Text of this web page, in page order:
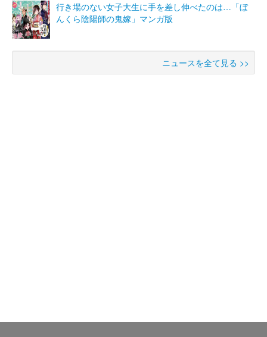
行き場のない女子大生に手を差し伸べたのは…「ぼ
んくら陰陽師の鬼嫁」マンガ版
ニュースを全て見る >>